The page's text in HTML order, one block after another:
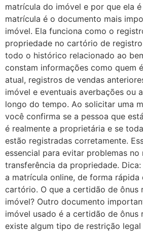
matrícula do imóvel e por que ela
matrícula é o documento mais
imóvel. Ela funciona como o
propriedade no cartório de
todo o histórico relacionado ao
constam informações como quem
atual, registros de vendas
imóvel e eventuais averbações ou
longo do tempo. Ao solicitar uma
você confirma se a pessoa que
é realmente a proprietária e se
estão registradas corretamente.
essencial para evitar problemas no
transferência da propriedade.
a matrícula online, de forma rápida
cartório. O que a certidão de ônus
imóvel? Outro documento
imóvel usado é a certidão de ônus
existe algum tipo de restrição legal